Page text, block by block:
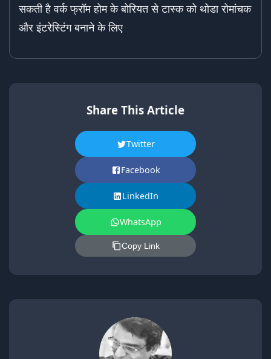
सकती है वर्क फ्रॉम होम के बोरियत से टास्क को थोडा रोमांचक
और इंटरेस्टिंग बनाने के लिए
Share This Article
Twitter
Facebook
LinkedIn
WhatsApp
Copy Link